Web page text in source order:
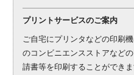
プリントサービスのご案内
ご自宅にプリンタなどの印刷
のコンビニエンスストアなど
請書等を印刷することができ